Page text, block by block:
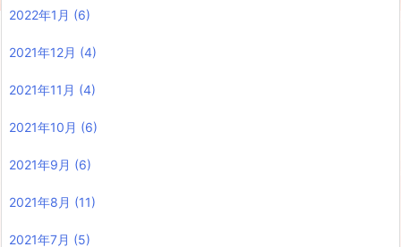
2022年1月 (6)
2021年12月 (4)
2021年11月 (4)
2021年10月 (6)
2021年9月 (6)
2021年8月 (11)
2021年7月 (5)